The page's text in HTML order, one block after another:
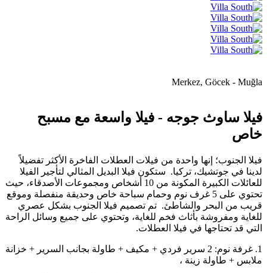
Merkez, Göcek - Muğla
فيلا ساوث جوجه - فيلا واسعة مع مسبح
خاص
فيلا الجنوب؛ إنها واحدة من فيلات العطلات الفاخرة الأكثر تفضيلاً
لدينا في جوتشيك، تركيا. ستكون فيلا البديل المثالي لتأجير الفيلا
للعائلات الكبيرة المكونة من 10 أشخاص ومجموعات الأصدقاء، حيث
تحتوي على 5 غرف نوم وحمام سباحة خاص وحديقة منفصلة وموقع
قريب من البحر والشاطئ. تم تصميم فيلا الجنوب بشكل عصري
للغاية ومفروشة بأثاث فخم للغاية، وتحتوي على جميع وسائل الراحة
التي قد تحتاجها في فيلا العطلات.
1. غرفة نوم: 2 سرير فردي + مكيف + طاولة بجانب السرير + خزانة
ملابس + طاولة زينة ،